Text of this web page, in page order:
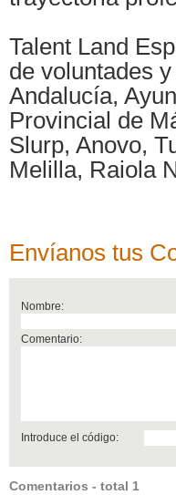
Talent Land
de voluntades
Andalucía,
Provincial de
Slurp, Anovo,
Melilla, Raiola
Envíanos tus
Nombre:
Comentario:
Introduce el código:
Comentarios - total 1